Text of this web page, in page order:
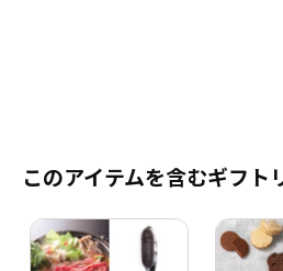
このアイテムを含むギフト